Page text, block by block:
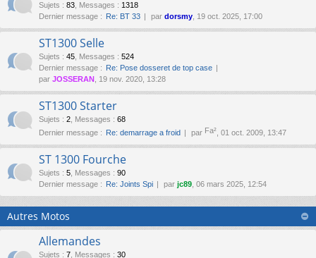
Sujets : 83 Messages : 1318
Dernier message : Re: BT 33 par dorsmy , 19 oct. 2025, 17:00
ST1300 Selle
Sujets : 45 Messages : 524
Dernier message : Re: Pose dosseret de top case
par JOSSERAN , 19 nov. 2020, 13:28
ST1300 Starter
Sujets : 2 Messages : 68
Dernier message : Re: demarrage a froid par Fa² , 01 oct. 2009, 13:47
ST 1300 Fourche
Sujets : 5 Messages : 90
Dernier message : Re: Joints Spi par jc89 , 06 mars 2025, 12:54
Autres Motos
Allemandes
Sujets : 7 Messages : 30